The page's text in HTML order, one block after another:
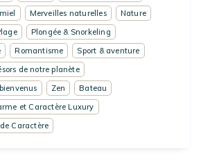
Merveilles naturelles
Nature
Plongée & Snorkeling
Romantisme
Sport & aventure
de notre planète
Zen
Bateau
et Caractère Luxury
Caractère